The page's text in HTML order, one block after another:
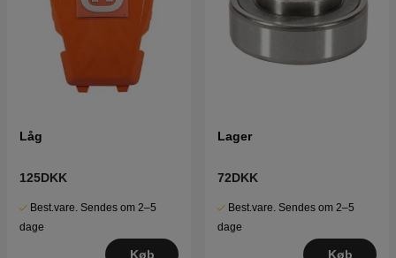
Låg
125DKK
Best.vare. Sendes om 2–5
dage
Køb
Lager
72DKK
Best.vare. Sendes om 2–5
dage
Køb